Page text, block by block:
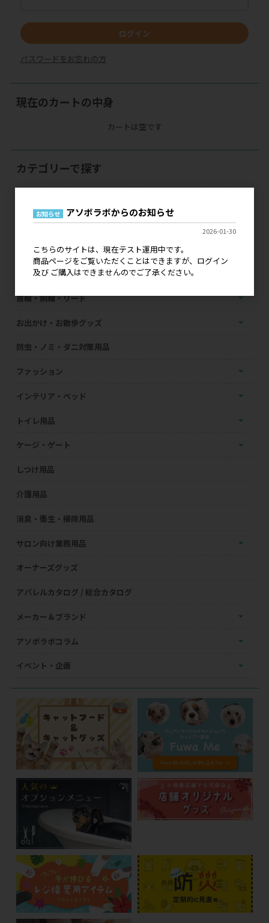
ログイン
パスワードをお忘れの方
現在のカートの中身
カートは空です
カテゴリーで探す
ペット用お手入れ用品
ペット用食器・給水器・給餌器
おもちゃ
首輪・胴輪・リード
お出かけ・お散歩グッズ
防虫・ノミ・ダニ対策用品
ファッション
インテリア・ベッド
トイレ用品
ケージ・ゲート
しつけ用品
介護用品
消臭・衛生・掃除用品
サロン向け業務用品
オーナーズグッズ
アパレルカタログ / 総合カタログ
メーカー＆ブランド
アソボラボコラム
イベント・企画
お知らせ アソボラボからのお知らせ
2026-01-30
こちらのサイトは、現在テスト運用中です。
商品ページをご覧いただくことはできますが、ログイン
及び ご購入はできませんのでご了承ください。